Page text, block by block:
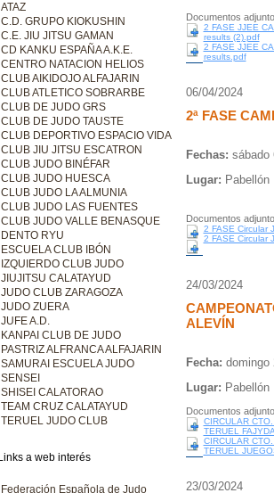
ATAZ
C.D. GRUPO KIOKUSHIN
C.E. JIU JITSU GAMAN
CD KANKU ESPAÑA A.K.E.
CENTRO NATACION HELIOS
CLUB AIKIDOJO ALFAJARIN
CLUB ATLETICO SOBRARBE
CLUB DE JUDO GRS
CLUB DE JUDO TAUSTE
CLUB DEPORTIVO ESPACIO VIDA
CLUB JIU JITSU ESCATRON
CLUB JUDO BINÉFAR
CLUB JUDO HUESCA
CLUB JUDO LA ALMUNIA
CLUB JUDO LAS FUENTES
CLUB JUDO VALLE BENASQUE
DENTO RYU
ESCUELA CLUB IBÓN
IZQUIERDO CLUB JUDO
JIUJITSU CALATAYUD
JUDO CLUB ZARAGOZA
JUDO ZUERA
JUFE A.D.
KANPAI CLUB DE JUDO
PASTRIZ ALFRANCA ALFAJARIN
SAMURAI ESCUELA JUDO
SENSEI
SHISEI CALATORAO
TEAM CRUZ CALATAYUD
TERUEL JUDO CLUB
Federación Española de Judo
Documentos
2 FASE JJEE
results (2).pdf
2 FASE JJEE
results.pdf
06/04/2024
2ª FASE
Fechas: sábado
Lugar: Pabellón
Documentos
2 FASE Circular
2 FASE Circular
24/03/2024
ALEVÍN
Fecha: domingo
Lugar: Pabellón
Documentos
CIRCULAR
TERUEL
CIRCULAR
TERUEL
23/03/2024